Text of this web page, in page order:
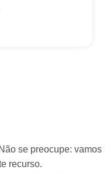
se preocupe: vamos
recurso.